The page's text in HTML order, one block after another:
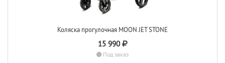
Коляска прогулочная MOON JET STONE
15 990
Под заказ